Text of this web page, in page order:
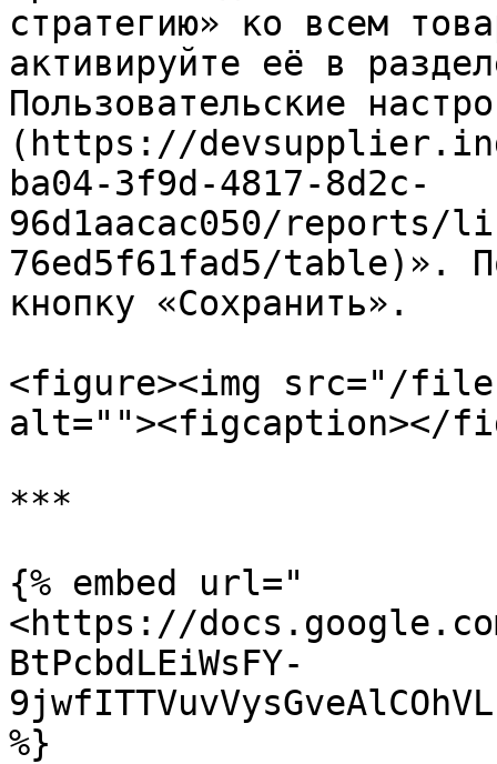
стратегию» ко всем
активируйте её в
Пользовательские
(https://
ba04-3f9d-4817-8d2c-
96d1aacac050/reports/
76ed5f61fad5/table)».
кнопку «Сохранить».
<figure><img src="/files/
alt=""><figcaption></
***
{% embed url="
<https://
BtPcbdLEiWsFY-
%}